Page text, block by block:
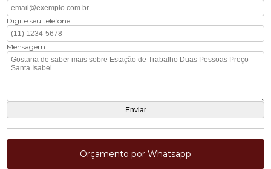
Digite seu telefone
Mensagem
Orçamento por Whatsapp